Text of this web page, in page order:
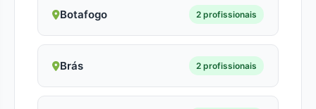
Botafogo 2 profissionais
Brás 2 profissionais